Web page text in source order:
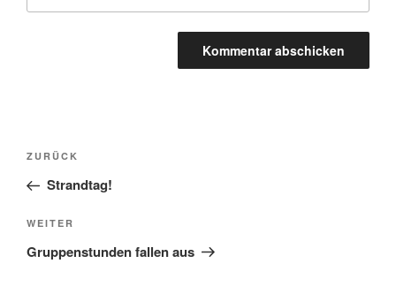
ZURÜCK
Strandtag!
WEITER
Gruppenstunden fallen aus